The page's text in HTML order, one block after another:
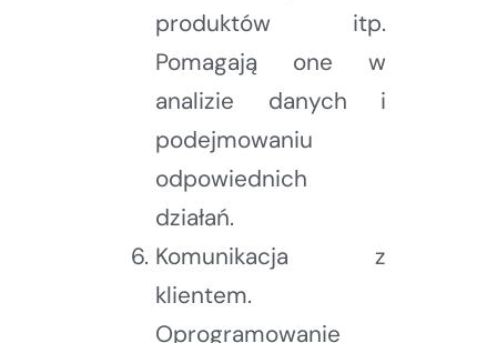
produktów itp.
Pomagają one w
analizie danych i
podejmowaniu
odpowiednich
działań.
Komunikacja z
klientem.
Oprogramowanie